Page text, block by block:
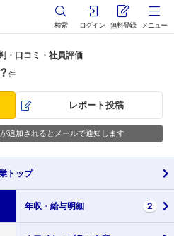
検索 ログイン 無料登録 メニュー
・口コミ・社員評価
件
レポート投稿
追加されるとメールで通知します
トップ
年収・ 給与明細 2